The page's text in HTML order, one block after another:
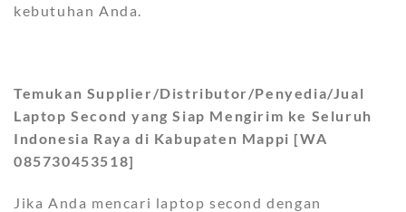
kebutuhan Anda.
Temukan Supplier/Distributor/Penyedia/Jual
Laptop Second yang Siap Mengirim ke Seluruh
Indonesia Raya di Kabupaten Mappi [WA
085730453518]
Jika Anda mencari laptop second dengan